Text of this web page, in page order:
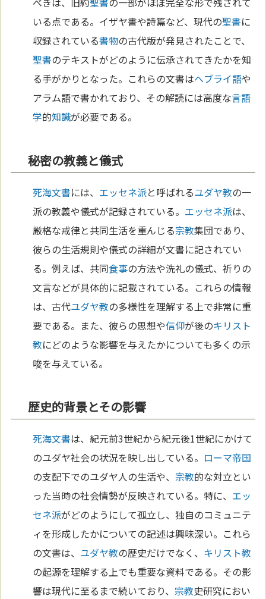
いる点である。イザヤ書や詩篇など、現代の聖書に
収録されている書物の古代版が発見されたことで、
聖書のテキストがどのように伝承されてきたかを知
る手がかりとなった。これらの文書はヘブライ語や
アラム語で書かれており、その解読には高度な言語
学的知識が必要である。
秘密の教義と儀式
死海文書には、 エッセネ派と呼ばれるユダヤ教の一
派の教義や儀式が記録されている。 エッセネ派は、
厳格な戒律と共同生活を重んじる宗教集団であり、
彼らの生活規則や儀式の詳細が文書に記されてい
る。例えば、共同食事の方法や洗礼の儀式、祈りの
文言などが具体的に記載されている。これらの情報
は、古代ユダヤ教の多様性を理解する上で非常に重
要である。また、彼らの思想や信仰が後のキリスト
教にどのような影響を与えたかについても多くの示
唆を与えている。
歴史的背景とその影響
死海文書は、紀元前3世紀から紀元後1世紀にかけて
のユダヤ社会の状況を映し出している。 ローマ帝国
の支配下でのユダヤ人の生活や、 宗教的な対立とい
った当時の社会情勢が反映されている。特に、 エッ
セネ派がどのようにして孤立し、独自のコミュニテ
ィを形成したかについての記述は興味深い。これら
の文書は、 ユダヤ教の歴史だけでなく、 キリスト教
の起源を理解する上でも重要な資料である。その影
響は現代に至るまで続いており、 宗教史研究におい